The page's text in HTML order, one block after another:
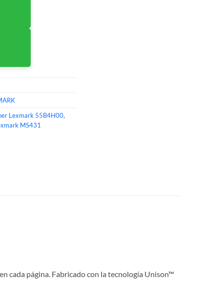
Lexmark 55B4H00,
MS431
cada página. Fabricado con la tecnología Unison™